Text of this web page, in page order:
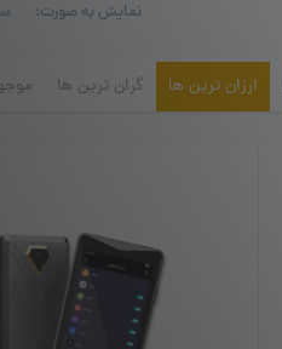
نمایش به صورت:
ارزان ترین ها گران ترین ها